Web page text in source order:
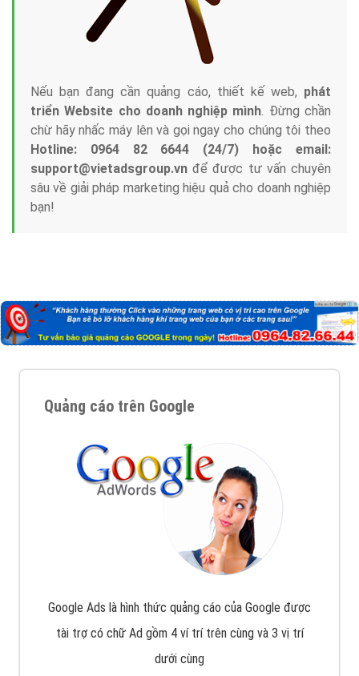
Nếu bạn đang cần quảng cáo, thiết kế web, phát
triển Website cho doanh nghiệp mình. Đừng chần
chừ hãy nhấc máy lên và gọi ngay cho chúng tôi theo
Hotline: 0964 82 6644 (24/7) hoặc email:
support@vietadsgroup.vn để được tư vấn chuyên
sâu về giải pháp marketing hiệu quả cho doanh nghiệp
bạn!
Quảng cáo trên Google
Google Ads là hình thức quảng cáo của Google được
tài trợ có chữ Ad gồm 4 ví trí trên cùng và 3 vị trí
dưới cùng